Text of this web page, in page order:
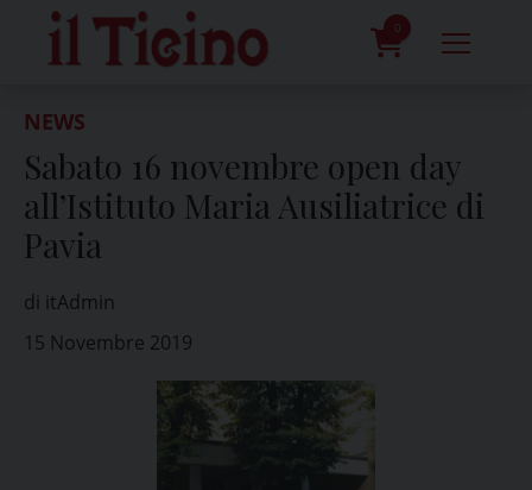
content
0
NEWS
Sabato 16 novembre open day
all’Istituto Maria Ausiliatrice di
Pavia
di itAdmin
15 Novembre 2019